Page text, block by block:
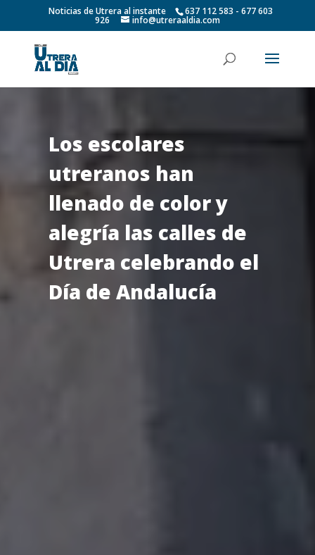
Noticias de Utrera al instante 637 112 583 - 677 603
926 info@utreraaldia.com
Los escolares
utreranos han
llenado de color y
alegría las calles de
Utrera celebrando el
Día de Andalucía